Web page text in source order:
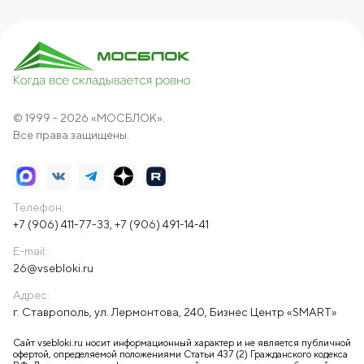
© 1999 - 2026 «МОСБЛОК».
Все права защищены.
Телефон:
+7 (906) 411-77-33, +7 (906) 491-14-41
E-mail:
26@vsebloki.ru
Адрес:
г. Ставрополь, ул. Лермонтова, 240, Бизнес Центр «SMART»
Сайт vsebloki.ru носит информационный характер и не является публичной
офертой, определяемой положениями Статьи 437 (2) Гражданского кодекса